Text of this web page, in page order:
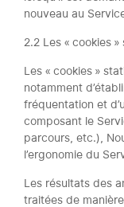
nouveau au
2.2 Les « cookies
Les « cookies »
notamment
fréquentation et
composant le
parcours, etc.),
l’ergonomie du
Les résultats des
traitées de